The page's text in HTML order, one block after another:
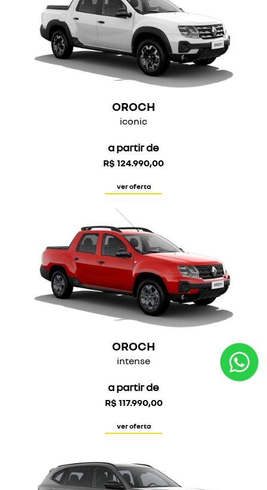
OROCH
iconic
a partir de
R$ 124.990,00
ver oferta
OROCH
intense
a partir de
R$ 117.990,00
ver oferta